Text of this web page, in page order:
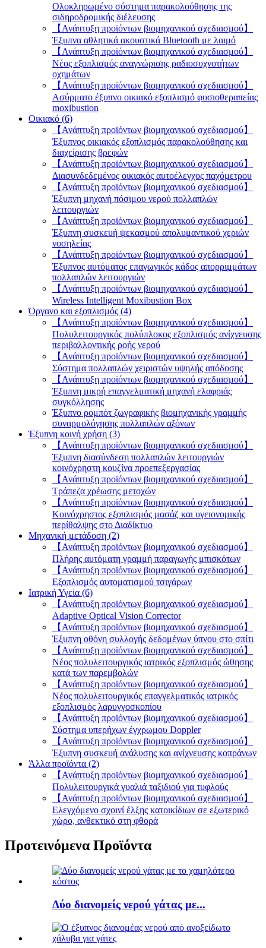
Ολοκληρωμένο σύστημα παρακολούθησης της
σιδηροδρομικής διέλευσης
【Ανάπτυξη προϊόντων βιομηχανικού σχεδιασμού】
Έξυπνα αθλητικά ακουστικά Bluetooth με λαιμό
【Ανάπτυξη προϊόντων βιομηχανικού σχεδιασμού】
Νέος εξοπλισμός αναγνώρισης ραδιοσυχνοτήτων
οχημάτων
【Ανάπτυξη προϊόντων βιομηχανικού σχεδιασμού】
Ασύρματο έξυπνο οικιακό εξοπλισμό φυσιοθεραπείας
moxibustion
Οικιακό (6)
【Ανάπτυξη προϊόντων βιομηχανικού σχεδιασμού】
Έξυπνος οικιακός εξοπλισμός παρακολούθησης και
διαχείρισης βρεφών
【Ανάπτυξη προϊόντων βιομηχανικού σχεδιασμού】
Διασυνδεδεμένος οικιακός αυτοέλεγχος παχόμετρου
【Ανάπτυξη προϊόντων βιομηχανικού σχεδιασμού】
Έξυπνη μηχανή πόσιμου νερού πολλαπλών
λειτουργιών
【Ανάπτυξη προϊόντων βιομηχανικού σχεδιασμού】
Έξυπνη συσκευή ψεκασμού απολυμαντικού χεριών
νοσηλείας
【Ανάπτυξη προϊόντων βιομηχανικού σχεδιασμού】
Έξυπνος αυτόματος επαγωγικός κάδος απορριμμάτων
πολλαπλών λειτουργιών
【Ανάπτυξη προϊόντων βιομηχανικού σχεδιασμού】
Wireless Intelligent Moxibustion Box
Όργανο και εξοπλισμός (4)
【Ανάπτυξη προϊόντων βιομηχανικού σχεδιασμού】
Πολυλειτουργικός πολύπλοκος εξοπλισμός ανίχνευσης
περιβαλλοντικής ροής νερού
【Ανάπτυξη προϊόντων βιομηχανικού σχεδιασμού】
Σύστημα πολλαπλών χειριστών υψηλής απόδοσης
【Ανάπτυξη προϊόντων βιομηχανικού σχεδιασμού】
Έξυπνη μικρή επαγγελματική μηχανή ελαφριάς
συγκόλλησης
Έξυπνο ρομπότ ζωγραφικής βιομηχανικής γραμμής
συναρμολόγησης πολλαπλών αξόνων
Έξυπνη κοινή χρήση (3)
【Ανάπτυξη προϊόντων βιομηχανικού σχεδιασμού】
Έξυπνη διασύνδεση πολλαπλών λειτουργιών
κοινόχρηστη κουζίνα προεπεξεργασίας
【Ανάπτυξη προϊόντων βιομηχανικού σχεδιασμού】
Τράπεζα χρέωσης μετοχών
【Ανάπτυξη προϊόντων βιομηχανικού σχεδιασμού】
Κοινόχρηστος εξοπλισμός μασάζ και υγειονομικής
περίθαλψης στο Διαδίκτυο
Μηχανική μετάδοση (2)
【Ανάπτυξη προϊόντων βιομηχανικού σχεδιασμού】
Πλήρης αυτόματη γραμμή παραγωγής μπισκότων
【Ανάπτυξη προϊόντων βιομηχανικού σχεδιασμού】
Εξοπλισμός αυτοματισμού τσιγάρων
Ιατρική Υγεία (6)
【Ανάπτυξη προϊόντων βιομηχανικού σχεδιασμού】
Adaptive Optical Vision Corrector
【Ανάπτυξη προϊόντων βιομηχανικού σχεδιασμού】
Έξυπνη οθόνη συλλογής δεδομένων ύπνου στο σπίτι
【Ανάπτυξη προϊόντων βιομηχανικού σχεδιασμού】
Νέος πολυλειτουργικός ιατρικός εξοπλισμός ώθησης
κατά των παρεμβολών
【Ανάπτυξη προϊόντων βιομηχανικού σχεδιασμού】
Νέος πολυλειτουργικός επαγγελματικός ιατρικός
εξοπλισμός λαρυγγοσκοπίου
【Ανάπτυξη προϊόντων βιομηχανικού σχεδιασμού】
Σύστημα υπερήχων έγχρωμου Doppler
【Ανάπτυξη προϊόντων βιομηχανικού σχεδιασμού】
Έξυπνη συσκευή ανάλυσης και ανίχνευσης κοπράνων
Άλλα προϊόντα (2)
【Ανάπτυξη προϊόντων βιομηχανικού σχεδιασμού】
Πολυλειτουργικά γυαλιά ταξιδιού για τυφλούς
【Ανάπτυξη προϊόντων βιομηχανικού σχεδιασμού】
Ελεγχόμενο σχοινί έλξης κατοικίδιων σε εξωτερικό
χώρο, ανθεκτικό στη φθορά
Προτεινόμενα Προϊόντα
Δύο διανομείς νερού γάτας με...